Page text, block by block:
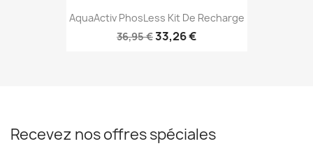
AquaActiv PhosLess Kit De Recharge
36,95 €33,26 €
Recevez nos offres spéciales